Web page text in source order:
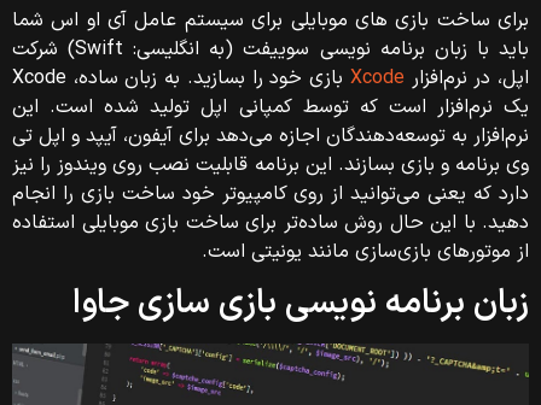
برای ساخت بازی های موبایلی برای سیستم عامل آی او اس شما
باید با زبان برنامه‌ نویسی سوییفت (به انگلیسی: Swift) شرکت
اپل، در نرم‌افزار Xcode
بازی خود را بسازید. به زبان ساده، Xcode
یک نرم‌افزار است که توسط کمپانی اپل تولید شده است. این
نرم‌افزار به توسعه‌دهندگان اجازه می‌دهد برای آیفون، آیپد و اپل تی
وی برنامه و بازی بسازند. این برنامه قابلیت نصب روی ویندوز را نیز
دارد که یعنی می‌توانید از روی کامپیوتر خود ساخت بازی را انجام
دهید. با این حال روش ساده‌تر برای ساخت بازی موبایلی استفاده
از موتورهای بازی‌سازی مانند یونیتی است.
زبان برنامه نویسی بازی سازی جاوا